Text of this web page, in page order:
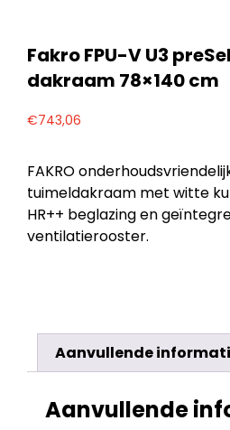
Fakro FPU-V U3
dakraam 78×140 cm
€743,06
FAKRO
tuimeldakraam met witte
HR++ beglazing en
ventilatierooster.
Aanvullende
Aanvullende